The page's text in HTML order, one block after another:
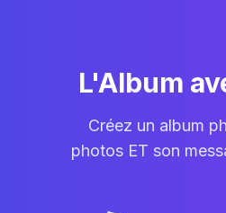
L'Album
Créez un album
photos ET son